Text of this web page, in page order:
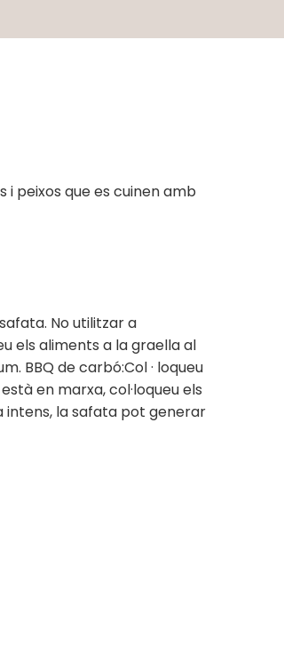
peixos que es cuinen amb
No utilitzar a
els aliments a la graella al
BBQ de carbó:Col · loqueu
en marxa, col·loqueu els
intens, la safata pot generar